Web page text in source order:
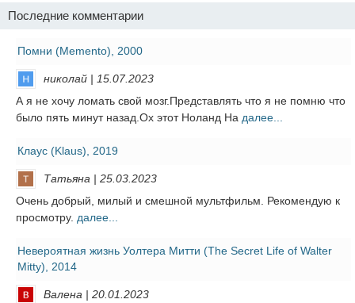
Последние комментарии
Помни (Memento), 2000
николай | 15.07.2023
А я не хочу ломать свой мозг.Представлять что я не помню что
было пять минут назад.Ох этот Ноланд На далее...
Клаус (Klaus), 2019
Татьяна | 25.03.2023
Очень добрый, милый и смешной мультфильм. Рекомендую к
просмотру. далее...
Невероятная жизнь Уолтера Митти (The Secret Life of Walter
Mitty), 2014
Валена | 20.01.2023